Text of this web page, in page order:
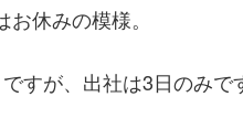
休みの模様。
すが、出社は3日のみ